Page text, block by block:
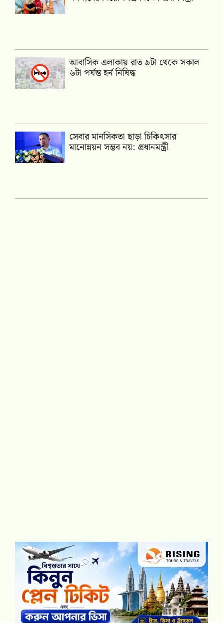
আবাসিক এলাকায় রাত ৯টা থেকে সকাল
৬টা পর্যন্ত হর্ন নিষিদ্ধ
সেবার মানসিকতা ছাড়া চিকিৎসার
মানোন্নয়ন সম্ভব নয়: প্রধানমন্ত্রী